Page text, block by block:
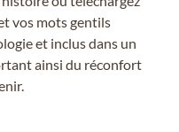
vos mots gentils
et inclus dans un
ainsi du réconfort